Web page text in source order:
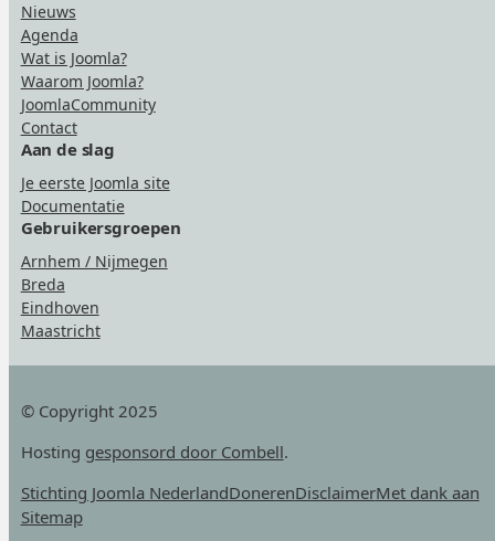
Nieuws
Agenda
Wat is Joomla?
Waarom Joomla?
JoomlaCommunity
Contact
Aan de slag
Je eerste Joomla site
Documentatie
Gebruikersgroepen
Arnhem / Nijmegen
Breda
Eindhoven
Maastricht
© Copyright 2025
Hosting gesponsord door Combell.
Stichting Joomla NederlandDonerenDisclaimerMet dank aan
Sitemap